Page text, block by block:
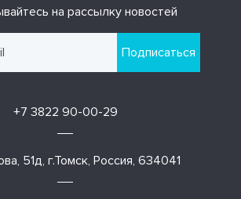
на рассылку новостей
Подписаться
+7 3822 90-00-29
51д, г.Томск, Россия, 634041